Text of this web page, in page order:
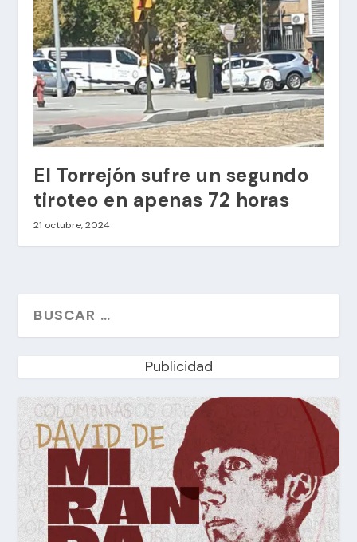
El Torrejón sufre un segundo
tiroteo en apenas 72 horas
21 octubre, 2024
Publicidad